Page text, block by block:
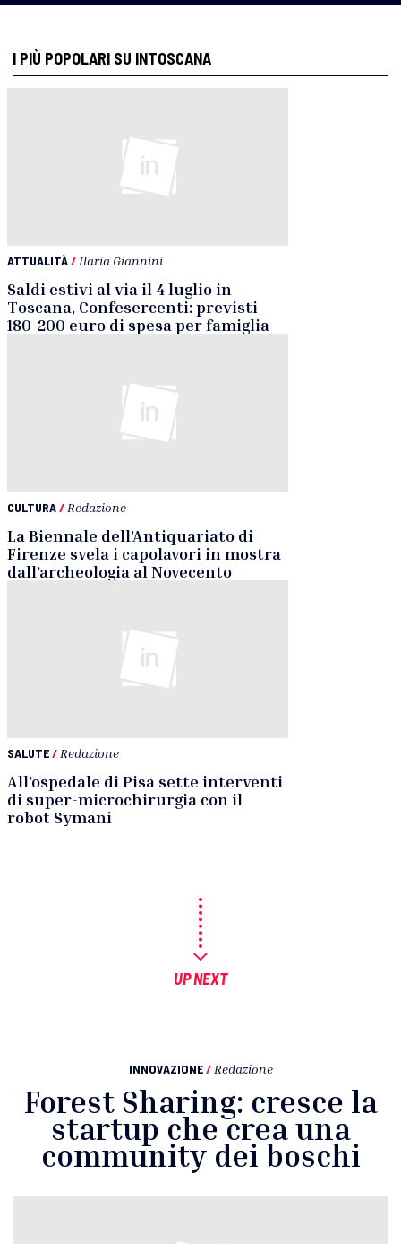
I PIÙ POPOLARI SU INTOSCANA
ATTUALITÀ/Ilaria Giannini
Saldi estivi al via il 4 luglio in
Toscana, Confesercenti: previsti
180-200 euro di spesa per famiglia
CULTURA/ Redazione
La Biennale dell’Antiquariato di
Firenze svela i capolavori in mostra
dall’archeologia al Novecento
SALUTE/ Redazione
All’ospedale di Pisa sette interventi
di super-microchirurgia con il
robot Symani
UP NEXT
INNOVAZIONE / Redazione
Forest Sharing: cresce la
startup che crea una
community dei boschi